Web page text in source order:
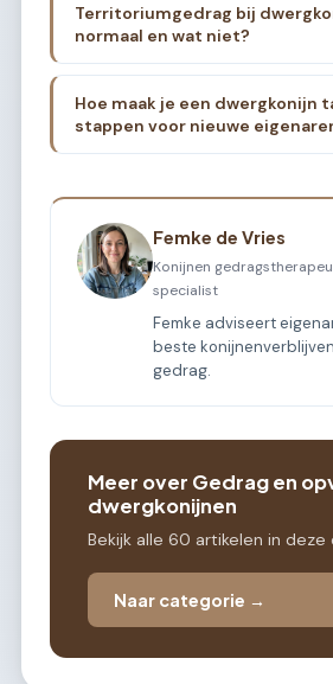
Territoriumgedrag bij
normaal en wat niet?
Hoe maak je een dwergkonijn
stappen voor nieuwe
Femke de Vries
Konijnen
specialist
Femke adviseert
beste
gedrag.
Meer over Gedrag en
dwergkonijnen
Bekijk alle 60 artikelen in deze
Naar categorie →